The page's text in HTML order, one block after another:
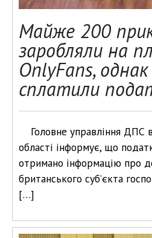
Майже 200
заробляли на
OnlyFans, однак
сплатили
Головне управління ДПС
області інформує, що
отримано інформацію про
британського суб’єкта
[…]